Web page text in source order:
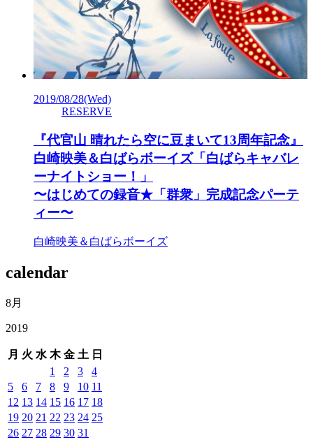
2019/08/28(Wed)
RESERVE
『代官山 晴れたら空に豆まいて13周年記念』
白崎映美＆白ばらボーイズ「白ばらキャバレ
ーナイトショー！」
〜はじめての録音★「群衆」完成記念パーテ
ィー〜
白崎映美＆白ばらボーイズ
calendar
8月
2019
月 火 水 木 金 土 日
1 2 3
4
5
6 7 8 9 10 11
12 13 14 15 16 17 18
19 20 21 22 23 24 25
26 27 28 29 30 31